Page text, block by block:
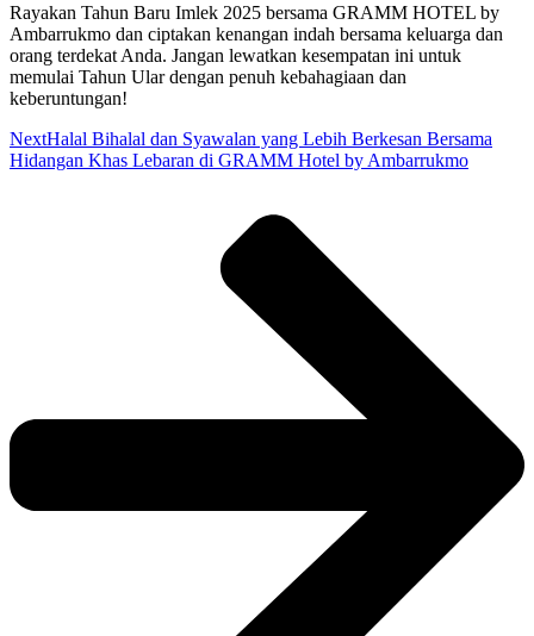
Rayakan Tahun Baru Imlek 2025 bersama GRAMM HOTEL by
Ambarrukmo dan ciptakan kenangan indah bersama keluarga dan
orang terdekat Anda. Jangan lewatkan kesempatan ini untuk
memulai Tahun Ular dengan penuh kebahagiaan dan
keberuntungan!
NextHalal Bihalal dan Syawalan yang Lebih Berkesan Bersama
Hidangan Khas Lebaran di GRAMM Hotel by Ambarrukmo